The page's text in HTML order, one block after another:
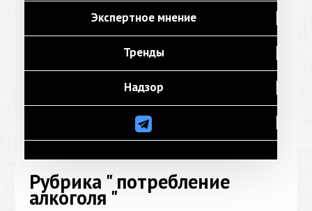
Экспертное мнение
Тренды
Надзор
Рубрика " потребление
алкоголя "